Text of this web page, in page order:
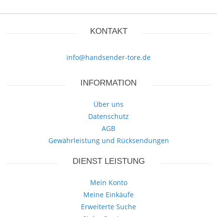
KONTAKT
info@handsender-tore.de
INFORMATION
Über uns
Datenschutz
AGB
Gewährleistung und Rücksendungen
DIENST LEISTUNG
Mein Konto
Meine Einkäufe
Erweiterte Suche